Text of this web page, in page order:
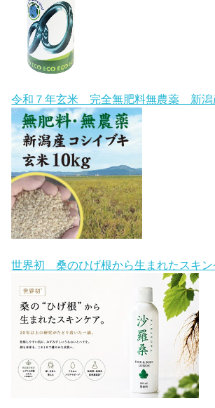
令和７年玄米 完全無肥料無農薬 新潟
世界初 桑のひげ根から生まれたスキン